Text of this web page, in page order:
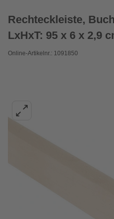
Rechteckleiste,
LxHxT: 95 x 6 x 2,9
Online-Artikelnr.: 1091850